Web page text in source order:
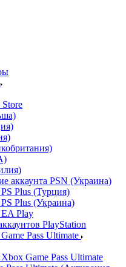
Store
аккаунта PSN (Украина)
Plus (Турция)
Plus (Украина)
Play
PlayStation
Pass Ultimate
Game Pass Ultimate